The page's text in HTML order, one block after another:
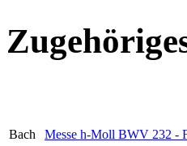
Bach Messe h-Moll BWV 232 -